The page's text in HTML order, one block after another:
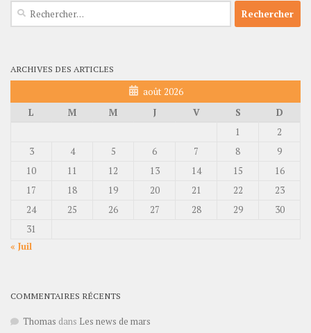
Rechercher :
ARCHIVES DES ARTICLES
août 2026
L
M M J V S
D
1
2
3
4 5 6 7 8
9
10
11 12 13 14 15
16
17
18 19 20 21 22
23
24
25 26 27 28 29
30
31
« Juil
COMMENTAIRES RÉCENTS
Thomas dans Les news de mars